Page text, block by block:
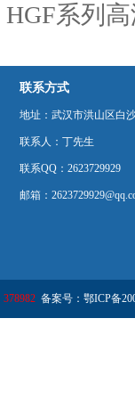
HGF系列
联系方式
地址：武汉市洪山区白
联系人：丁先生
联系QQ：2623729929
邮箱：
378982 备案号：鄂ICP备